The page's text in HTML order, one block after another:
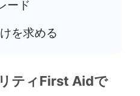
ード
を求める
ティFirst Aidで